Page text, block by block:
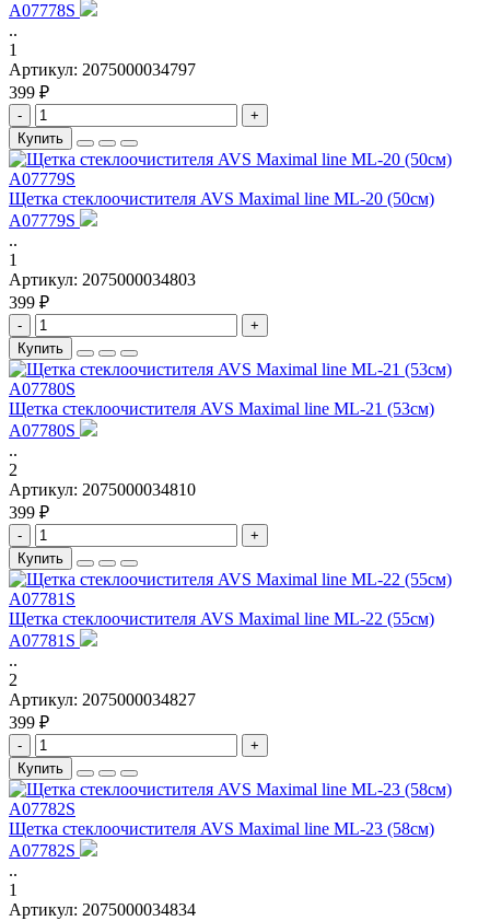
A07778S
..
1
Артикул: 2075000034797
399 ₽
-
+
Купить
Щетка стеклоочистителя AVS Maximal line ML-20 (50см)
A07779S
..
1
Артикул: 2075000034803
399 ₽
-
+
Купить
Щетка стеклоочистителя AVS Maximal line ML-21 (53см)
A07780S
..
2
Артикул: 2075000034810
399 ₽
-
+
Купить
Щетка стеклоочистителя AVS Maximal line ML-22 (55см)
A07781S
..
2
Артикул: 2075000034827
399 ₽
-
+
Купить
Щетка стеклоочистителя AVS Maximal line ML-23 (58см)
A07782S
..
1
Артикул: 2075000034834